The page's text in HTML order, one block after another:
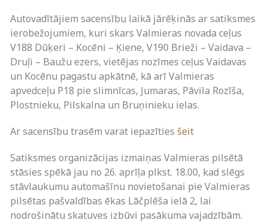
Autovadītājiem sacensību laikā jārēķinās ar satiksmes
ierobežojumiem, kuri skars Valmieras novada ceļus
V188 Dūķeri – Kocēni – Ķiene, V190 Brieži – Vaidava –
Druļi – Baužu ezers, vietējas nozīmes ceļus Vaidavas
un Kocēnu pagastu apkātnē, kā arī Valmieras
apvedceļu P18 pie slimnīcas, Jumaras, Pāvila Rozīša,
Plostnieku, Pilskalna un Bruņinieku ielas.
Ar sacensību trasēm varat iepazīties šeit
Satiksmes organizācijas izmaiņas Valmieras pilsētā
stāsies spēkā jau no 26. aprīļa plkst. 18.00, kad slēgs
stāvlaukumu automašīnu novietošanai pie Valmieras
pilsētas pašvaldības ēkas Lāčplēša ielā 2, lai
nodrošinātu skatuves izbūvi pasākuma vajadzībām.